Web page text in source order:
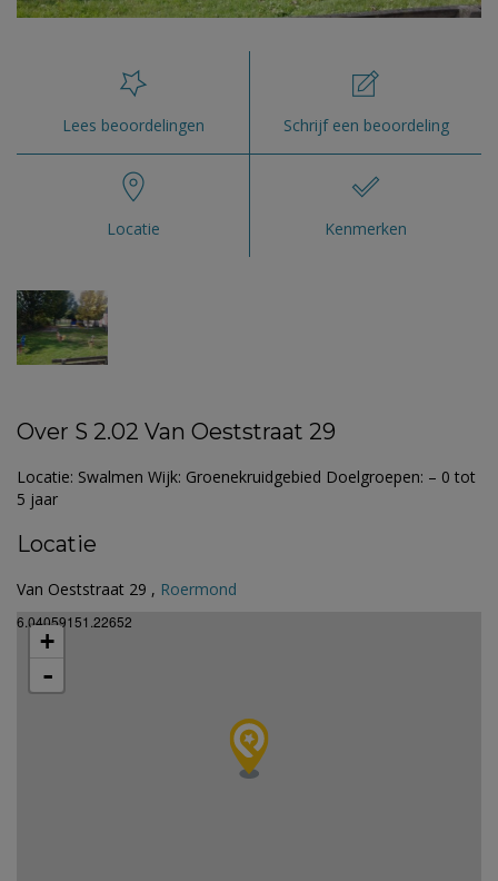
Lees beoordelingen Schrijf een beoordeling
Locatie Kenmerken
Over S 2.02 Van Oeststraat 29
Locatie: Swalmen Wijk: Groenekruidgebied Doelgroepen: – 0 tot
5 jaar
Locatie
Van Oeststraat 29 , Roermond
6.04059151.22652
+
-